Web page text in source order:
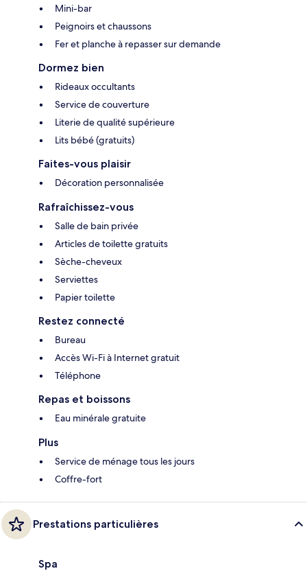
Mini-bar
Peignoirs et chaussons
Fer et planche à repasser sur demande
Dormez bien
Rideaux occultants
Service de couverture
Literie de qualité supérieure
Lits bébé (gratuits)
Faites-vous plaisir
Décoration personnalisée
Rafraîchissez-vous
Salle de bain privée
Articles de toilette gratuits
Sèche-cheveux
Serviettes
Papier toilette
Restez connecté
Bureau
Accès Wi-Fi à Internet gratuit
Téléphone
Repas et boissons
Eau minérale gratuite
Plus
Service de ménage tous les jours
Coffre-fort
Prestations particulières
Spa